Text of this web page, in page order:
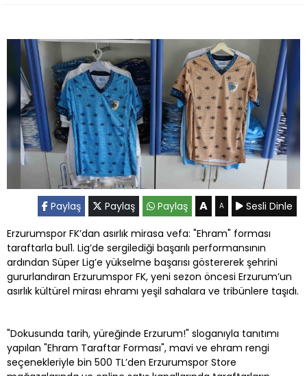
Paylaş Paylaş Paylaş A A
Sesli Dinle
Erzurumspor FK’dan asırlık mirasa vefa: "Ehram" forması
taraftarla bul1. Lig’de sergilediği başarılı performansının
ardından Süper Lig’e yükselme başarısı göstererek şehrini
gururlandıran Erzurumspor FK, yeni sezon öncesi Erzurum’un
asırlık kültürel mirası ehramı yeşil sahalara ve tribünlere taşıdı.
"Dokusunda tarih, yüreğinde Erzurum!" sloganıyla tanıtımı
yapılan "Ehram Taraftar Forması", mavi ve ehram rengi
seçenekleriyle bin 500 TL’den Erzurumspor Store